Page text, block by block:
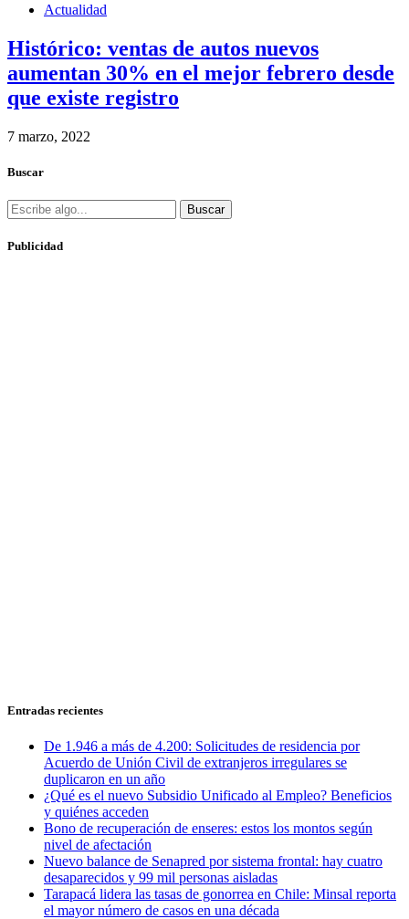
Actualidad
Histórico: ventas de autos nuevos
aumentan 30% en el mejor febrero desde
que existe registro
7 marzo, 2022
Buscar
Buscar
Publicidad
Entradas recientes
De 1.946 a más de 4.200: Solicitudes de residencia por
Acuerdo de Unión Civil de extranjeros irregulares se
duplicaron en un año
¿Qué es el nuevo Subsidio Unificado al Empleo? Beneficios
y quiénes acceden
Bono de recuperación de enseres: estos los montos según
nivel de afectación
Nuevo balance de Senapred por sistema frontal: hay cuatro
desaparecidos y 99 mil personas aisladas
Tarapacá lidera las tasas de gonorrea en Chile: Minsal reporta
el mayor número de casos en una década